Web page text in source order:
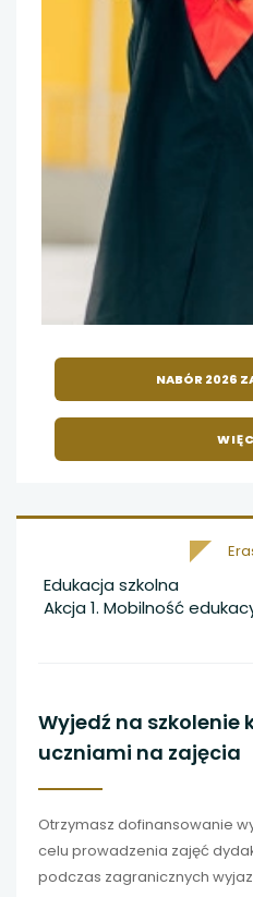
NABÓR 2026
Edukacja szkolna
Akcja 1. Mobilność
Wyjedź na szkolenie
uczniami na zajęcia
Otrzymasz dofinansowanie
celu prowadzenia zajęć
podczas zagranicznych